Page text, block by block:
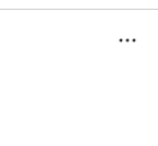
ません。
利用のお客様も多
けいたしましたこ